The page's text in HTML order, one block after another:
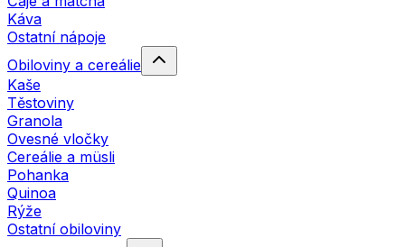
Káva
Ostatní nápoje
Obiloviny a cereálie
Kaše
Těstoviny
Granola
Ovesné vločky
Cereálie a müsli
Pohanka
Quinoa
Rýže
Ostatní obiloviny